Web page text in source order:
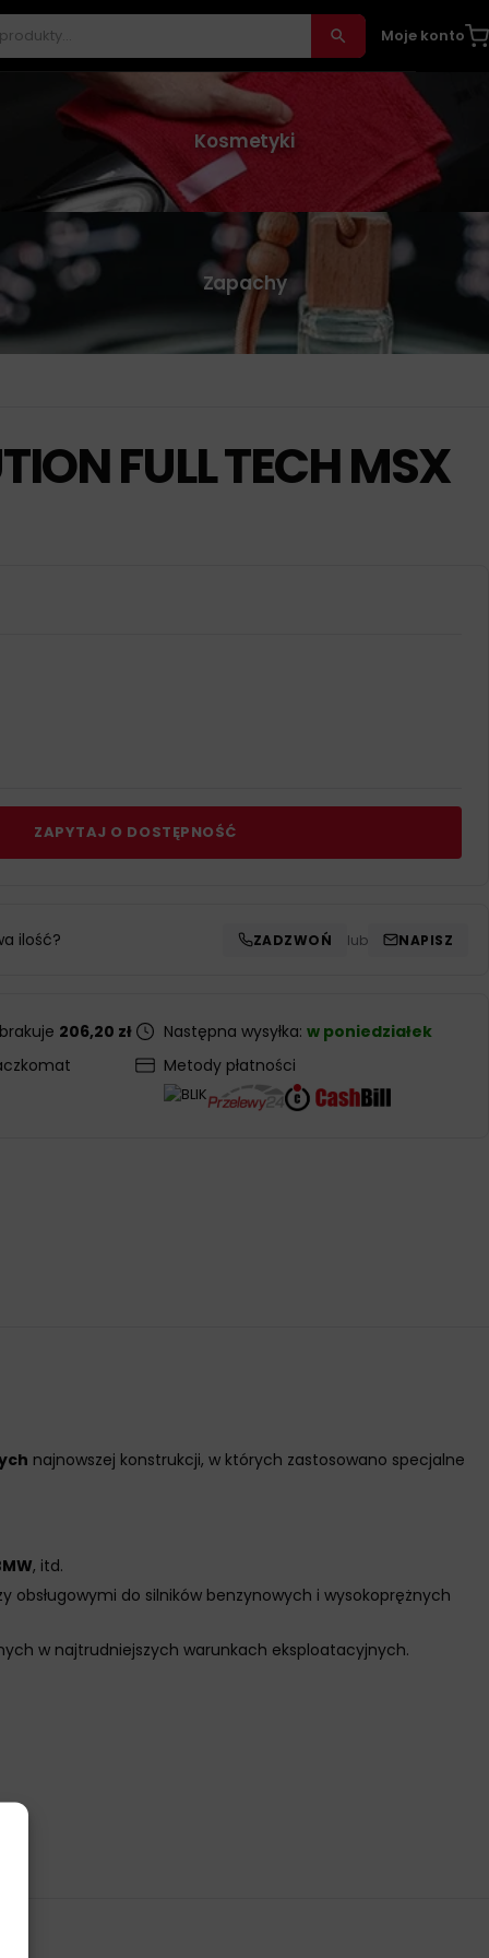
Moje konto
Kosmetyki
Zapachy
FULL TECH MSX
ZAPYTAJ O DOSTĘPNOŚĆ
ilość? ZADZWOŃ lub NAPISZ
206,20 zł
Następna wysyłka: w poniedziałek
Metody płatności
najnowszej konstrukcji, w których zastosowano specjalne
, itd.
obsługowymi do silników benzynowych i wysokoprężnych
w najtrudniejszych warunkach eksploatacyjnych.